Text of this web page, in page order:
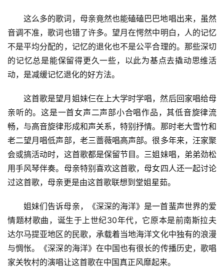
这么多的歌词，母亲竟然也能磕磕巴巴地唱出来，虽然
音调不准，歌词也错了许多。望月在愕然中明白，人的记忆
不是平均分配的，记忆的退化也不是公平合理的。那些深切
的记忆总是能保留得更久一些，以此为基点去撬动思维活
动，是减缓记忆退化的好方法。
这首歌是望月姐妹仨在上大学时学唱，然后回家唱给母
亲听的。这是一首女声二声部小合唱作品，其低音旋律流
畅，与高音旋律形成和声关系，特别抒情。那时老大雪竹和
老二望月唱低声部，老三蔷薇唱高声部。很多年来，汪家聚
会或搞活动时，这首歌都是保留节目。三姐妹唱，弟弟劲松
用手风琴伴奏。母亲特别喜欢这首歌，母女四人还一起讨论
过这首歌，母亲更是由这首歌联想到堂姐星茹。
姐妹们告诉母亲，《深深的海洋》是一首蜚声世界的爱
情题材歌曲，诞生于上世纪30年代，它原本是前南斯拉夫
达尔马提亚地区的民歌，承载着当地海洋文化中独有的浪漫
与惆怅。《深深的海洋》在中国也有很长的传播历史，歌唱
家关牧村的演唱让这首歌在中国真正风靡起来。